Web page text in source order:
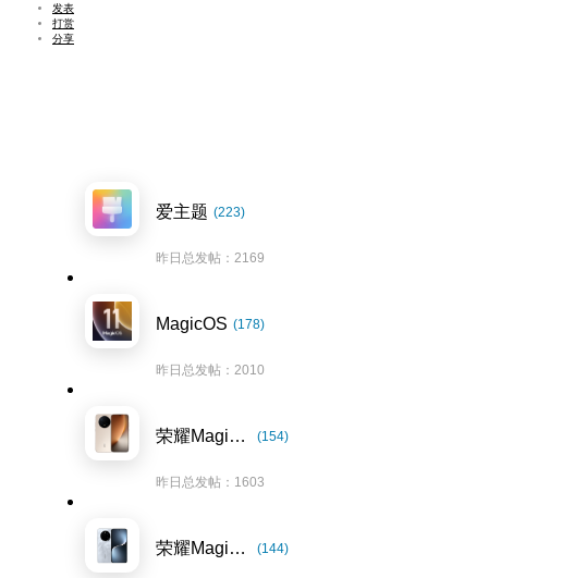
发表
打赏
分享
爱主题 (223)
昨日总发帖：2169
MagicOS (178)
昨日总发帖：2010
荣耀Magic8系列 (154)
昨日总发帖：1603
荣耀Magic7系列 (144)